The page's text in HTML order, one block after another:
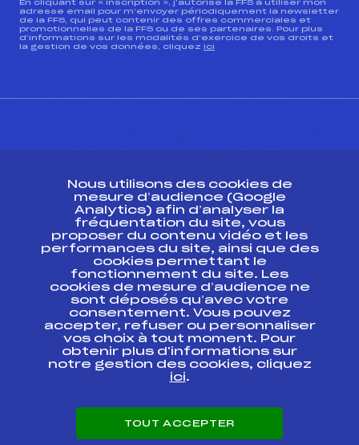
En cliquant sur « inscription », j’autorise la FFS à utiliser mon
adresse email pour m’envoyer périodiquement la newsletter
de la FFS, qui peut contenir des offres commerciales et
promotionnelles de la FFS ou de ses partenaires. Pour plus
d’informations sur les modalités d’exercice de vos droits et
la gestion de vos données, cliquez ici
ESPACE PRESSE
Ressources
Pass’Neige
Projet sportif fédéral
Projet de performance fédéral
Antidopage
Pôle Développement, Formation, Suivi
Scientifique
Listes ministérielles
Pôle vie de l’athlète
Carrières
Nous utilisons des cookies de
mesure d’audience (Google
Analytics) afin d’analyser la
fréquentation du site, vous
proposer du contenu vidéo et les
performances du site, ainsi que des
cookies permettant le
fonctionnement du site. Les
cookies de mesure d’audience ne
sont déposés qu’avec votre
consentement. Vous pouvez
accepter, refuser ou personnaliser
vos choix à tout moment. Pour
obtenir plus d'informations sur
notre gestion des cookies, cliquez
ici.
TOUT ACCEPTER